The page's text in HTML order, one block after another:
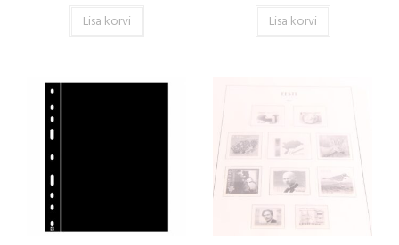
Lisa korvi Lisa korvi